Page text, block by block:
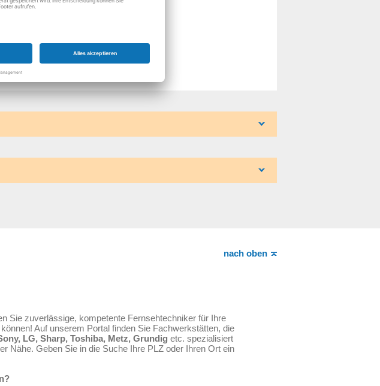
nach oben
Sie zuverlässige, kompetente Fernsehtechniker für Ihre
Auf unserem Portal finden Sie Fachwerkstätten, die
LG, Sharp, Toshiba, Metz, Grundig etc. spezialisiert
Nähe. Geben Sie in die Suche Ihre PLZ oder Ihren Ort ein